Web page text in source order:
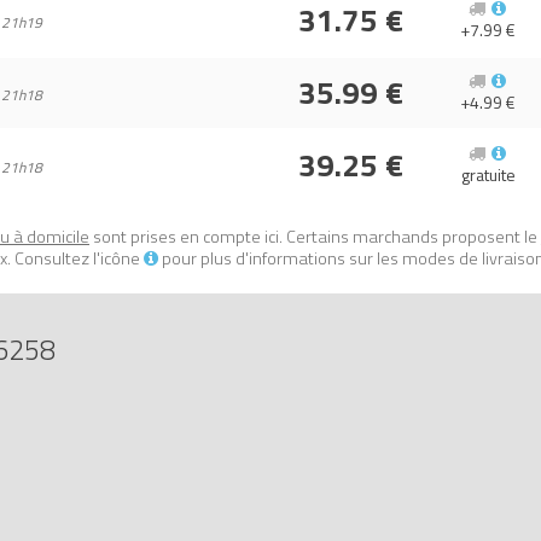
de Captain America (Captain America Construction Figure)sur
31.75 € +7.99 €
35.99 € +4.99 €
39.25 € gratuite
à domicile sont prises en compte ici. Certains marchands proposent le
Consultez l'icône
pour plus d'informations sur les modes de